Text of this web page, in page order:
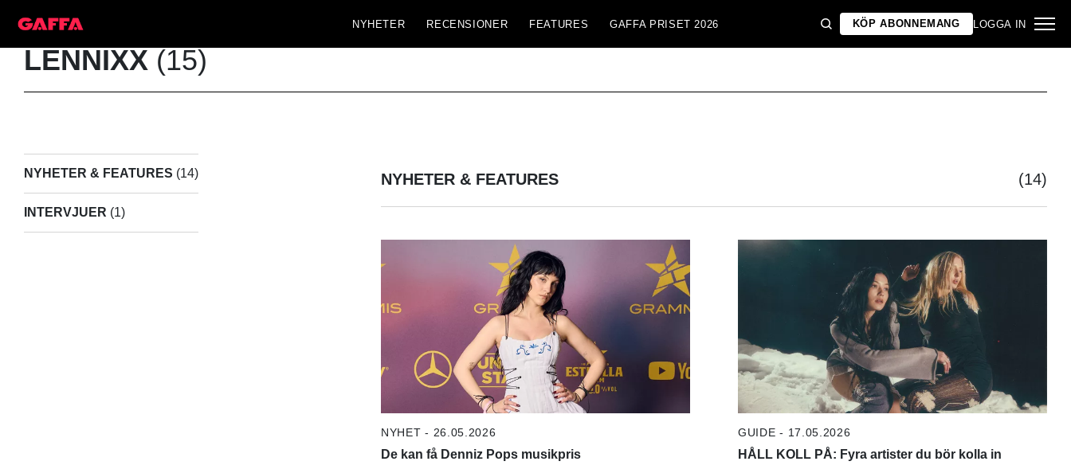
NYHETER RECENSIONER FEATURES GAFFA PRISET 2026 KÖP ABONNEMANG LOGGA IN
LENNIXX (15)
NYHETER & FEATURES (14)
INTERVJUER (1)
NYHETER & FEATURES (14)
NYHET - 26.05.2026
De kan få Denniz Pops musikpris
GUIDE - 17.05.2026
HÅLL KOLL PÅ: Fyra artister du bör kolla in